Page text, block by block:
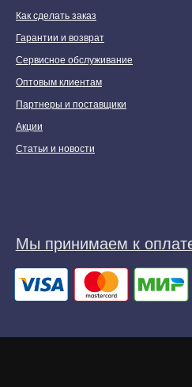
Как сделать заказ
Гарантии и возврат
Сервисное обслуживание
Оптовым клиентам
Партнеры и поставщики
Акции
Статьи и новости